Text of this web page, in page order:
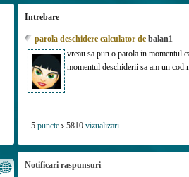
Intrebare
parola deschidere calculator de balan1
vreau sa pun o parola in momentul
momentul deschiderii sa am un
5 puncte 5810 vizualizari
Notificari raspunsuri